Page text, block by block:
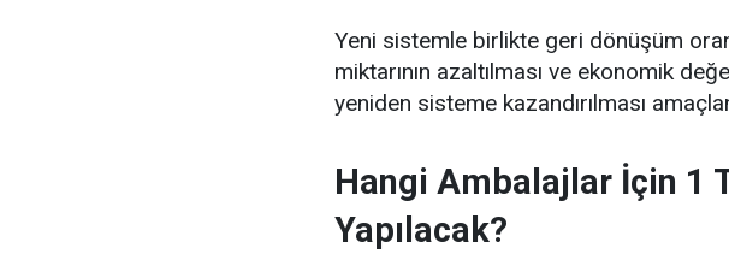
Yeni sistemle birlikte geri dönüşüm
miktarının azaltılması ve ekonomik
yeniden sisteme kazandırılması
Hangi Ambalajlar İçin 1
Yapılacak?